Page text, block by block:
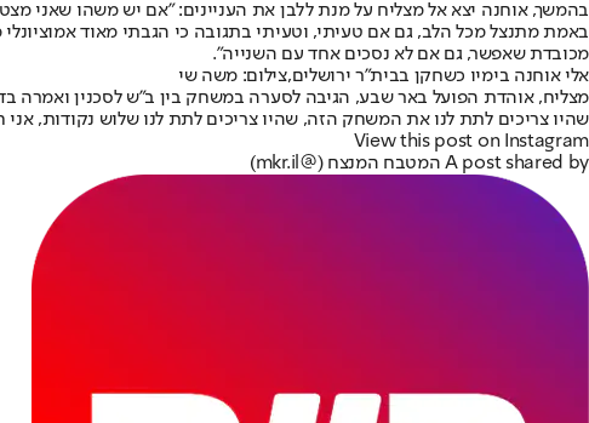
בהמשך, אוחנה יצא אל מצליח על מנת ללבן את העניינים: ״אם יש משהו שאני
באמת מתנצל מכל הלב, גם אם טעיתי, וטעיתי בתגובה כי הגבתי מאוד
מכובדת שאפשר, גם אם לא נסכים אחד עם השנייה״.
אלי אוחנה בימיו כשחקן בבית"ר ירושלים,צילום: משה שי
מצליח, אוהדת הפועל באר שבע, הגיבה לסערה במשחק בין ב״ש לסכנין ואמרה
שהיו צריכים לתת לנו את המשחק הזה, שהיו צריכים לתת לנו שלוש נקודות, אני
View this post on Instagram
A post shared by המטבח המנצח (@mkr.il)